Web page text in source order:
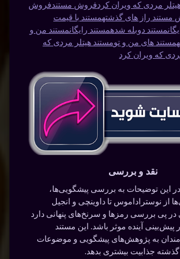
مردی که ویران کردفروش مستندفروش
راز های گذشتهمستند با قیمت
مستند دوبله شدهمستند رایگانمستند من و
مستند های من و تومستند هیتلر مردی که
که ویران کرد
نقد و بررسی
این توضیحات به بررسی پیشگویی‌ها،
از نوستراداموس تا داوینچی و انجیل
پی بررسی رمزها و سرنخ‌های پنهانی دارد
آینده موثر باشد. این مستند
به پژوهش‌های پیشگویی و موضوعات
گذشته جذابیت بیشتری بدهد.